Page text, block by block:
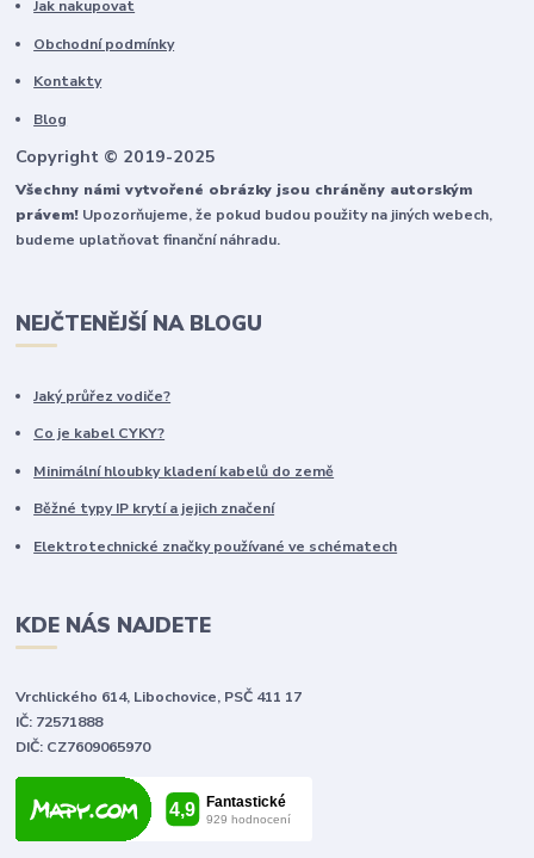
Jak nakupovat
Obchodní podmínky
Kontakty
Blog
Copyright © 2019-2025
Všechny námi vytvořené obrázky jsou chráněny autorským
právem! Upozorňujeme, že pokud budou použity na jiných webech,
budeme uplatňovat finanční náhradu.
NEJČTENĚJŠÍ NA BLOGU
Jaký průřez vodiče?
Co je kabel CYKY?
Minimální hloubky kladení kabelů do země
Běžné typy IP krytí a jejich značení
Elektrotechnické značky používané ve schématech
KDE NÁS NAJDETE
Vrchlického 614, Libochovice, PSČ 411 17
IČ: 72571888
DIČ: CZ7609065970